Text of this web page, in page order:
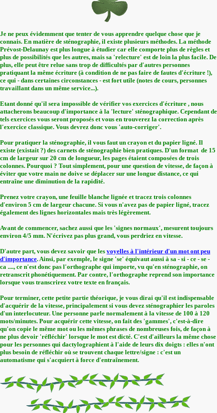
Je ne peux évidemment que tenter de vous apprendre quelque chose que je
connais. En matière de sténographie, il existe plusieurs méthodes. La méthode
Prévost-Delaunay est plus longue à étudier car elle comporte plus de règles et
plus de possibilités que les autres, mais sa 'relecture' est de loin la plus facile. De
plus, elle peut être relue sans trop de difficultés par d'autres personnes
pratiquant la même écriture (à condition de ne pas faire de fautes d'écriture !),
ce qui - dans certaines circonstances - est fort utile (notes de cours, personnes
travaillant dans un même service...).
Etant donné qu'il sera impossible de vérifier vos exercices d'écriture , nous
attacherons beaucoup d'importance à la 'lecture' sténographique. Cependant de
tels exercices vous seront proposés et vous en trouverez la correction après
l'exercice classique. Vous devrez donc vous 'auto-corriger'.
Pour pratiquer la sténographie, il vous faut un crayon et du papier ligné. Il
existe (existait ?) des carnets de sténographie bien pratiques. D'un format de 15
cm de largeur sur 20 cm de longueur, les pages étaient composées de trois
colonnes. Pourquoi ? Tout simplement, pour une question de vitesse, de façon à
éviter que votre main ne doive se déplacer sur une longue distance, ce qui
entraîne une diminution de la rapidité.
Prenez votre crayon, une feuille blanche lignée et tracez trois colonnes
d'environ 5 cm de largeur chacune. Si vous n'avez pas de papier ligné, tracez
également des lignes horizontales mais très légèrement.
Avant de commencer, sachez aussi que les 'signes normaux', mesurent toujours
environ 4/5 mm. N'écrivez pas plus grand, vous perdriez en vitesse.
D'autre part, vous devez savoir que les voyelles à l'intérieur d'un mot ont peu
d'importance. Ainsi, par exemple, le signe 'se' équivaut aussi à sa - si - ce - se -
ca ...., ce n'est donc pas l'orthographe qui importe, vu qu'en sténographie, on
retranscrit phonétiquement. Par contre, l'orthographe reprend son importance
lorsque vous transcrirez votre texte en français.
Pour terminer, cette petite partie théorique, je vous dirai qu'il est indispensable
d'acquérir de la vitesse, principalement si vous devez sténographier les paroles
d'un interlocuteur. Une personne parle normalement à la vitesse de 100 à 120
mots/minutes. Pour acquérir cette vitesse, on fait des 'gammes', c'est-à-dire
qu'on copie le même mot ou les mêmes phrases de nombreuses fois, de façon à
ne plus devoir 'réfléchir' lorsque le mot est dicté. C'est d'ailleurs la même chose
pour les personnes qui dactylographient à l'aide de leurs dix doigts : elles n'ont
plus besoin de réfléchir où se trouvent chaque lettre/signe : c'est un
automatisme qui s'acquiert à force d'entraînement.